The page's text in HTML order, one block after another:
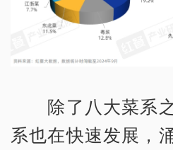
除了八大菜系之
系也在快速发展，